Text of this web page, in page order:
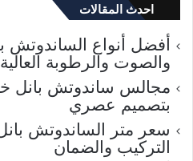
احدث المقالات
أفضل أنواع الساندوتش
والصوت والرطوبة العالية
مجالس ساندوتش بانل
بتصميم عصري
سعر متر الساندوتش
التركيب والضمان